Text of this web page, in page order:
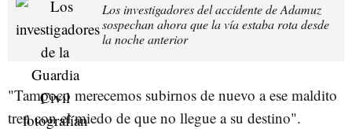
Los investigadores del accidente de Adamuz
sospechan ahora que la vía estaba rota desde
la noche anterior
"Tampoco merecemos subirnos de nuevo a ese maldito
tren con el miedo de que no llegue a su destino".